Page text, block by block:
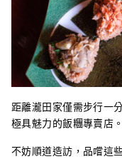
距離瀧田家僅需步行一
極具魅力的飯糰專賣店。
不妨順道造訪，品嚐這